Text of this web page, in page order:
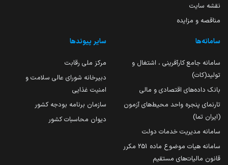
نقشه سایت
مناقصه و مزایده
سامانه‌ها
سامانه جامع کارآفرینی ، اشتغال و
تولید(کات)
بانک داده‌های اقتصادی و مالی
تارنمای پنجره واحد محیط‌های آزمون
(ایران تما)
سامانه مدیریت خدمات دولت
سامانه هیات موضوع ماده 251 مکرر
قانون مالیات‌های مستقیم
سایر پیوندها
مرکز ملی رقابت
دبیرخانه شورای عالی سلامت و
امنیت غذایی
سازمان برنامه بودجه کشور
دیوان محاسبات کشور